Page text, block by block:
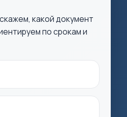
какой документ
по срокам и